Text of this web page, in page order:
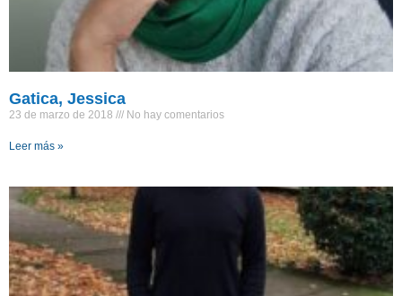
Gatica, Jessica
23 de marzo de 2018 No hay comentarios
Leer más »